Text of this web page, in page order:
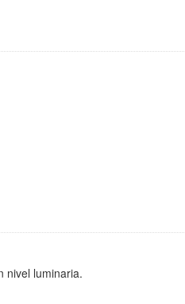
nivel luminaria.